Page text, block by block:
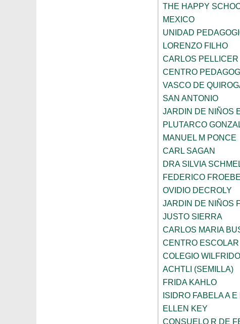
THE HAPPY
MEXICO
UNIDAD
LORENZO FILHO
CARLOS PELLICER
CENTRO
VASCO DE
SAN ANTONIO
JARDIN DE NIÑOS
PLUTARCO
MANUEL M PONCE
CARL SAGAN
DRA SILVIA
FEDERICO
OVIDIO DECROLY
JARDIN DE NIÑOS
JUSTO SIERRA
CARLOS MARIA
CENTRO
COLEGIO
ACHTLI (SEMILLA)
FRIDA KAHLO
ISIDRO FABELA A E
ELLEN KEY
CONSUELO R DE